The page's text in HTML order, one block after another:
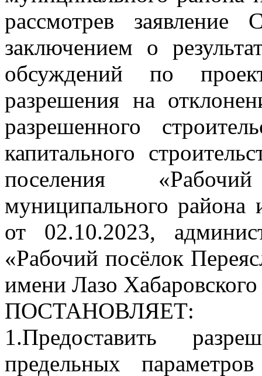
рассмотрев
заключением о
обсуждений по
разрешения на
разрешенного
капитального
поселения
муниципального района
от 02.10.2023,
«Рабочий посёлок
имени Лазо Хабаровского
ПОСТАНОВЛЯЕТ:
1.Предоставить
предельных